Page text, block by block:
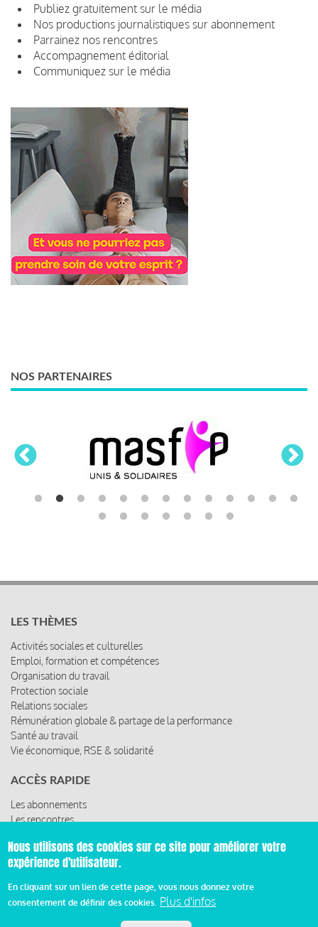
Publiez gratuitement sur le média
Nos productions journalistiques sur abonnement
Parrainez nos rencontres
Accompagnement éditorial
Communiquez sur le média
NOS PARTENAIRES
LES THÈMES
Activités sociales et culturelles
Emploi, formation et compétences
Organisation du travail
Protection sociale
Relations sociales
Rémunération globale & partage de la performance
Santé au travail
Vie économique, RSE & solidarité
ACCÈS RAPIDE
Les abonnements
Les rencontres
© 2019 Miroir Social - Réalisé parCafffeine
Nous utilisons des cookies sur ce site pour améliorer votre
expérience d'utilisateur.
En cliquant sur un lien de cette page, vous nous donnez votre
consentement de définir des cookies. Plus d'infos